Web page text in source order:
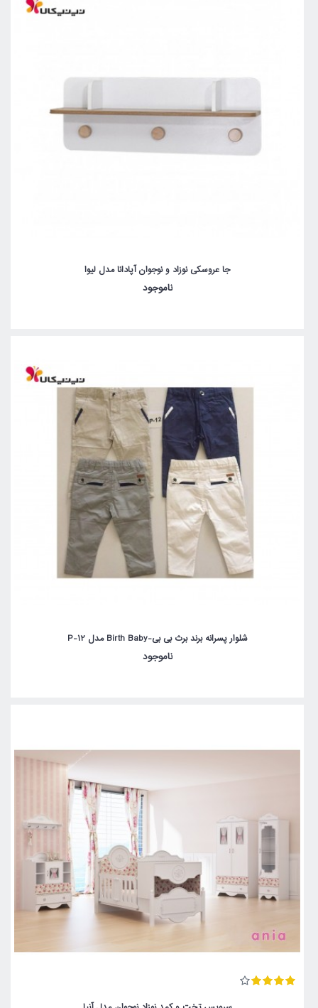
جا عروسکی نوزاد و نوجوان آپادانا مدل لیوا
ناموجود
شلوار پسرانه برند برث بی بی-Birth Baby مدل P-12
ناموجود